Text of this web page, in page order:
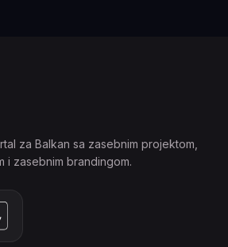
za Balkan sa zasebnim projektom,
i zasebnim brandingom.